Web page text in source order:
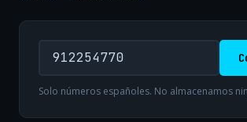
Solo números españoles. No almacenamos